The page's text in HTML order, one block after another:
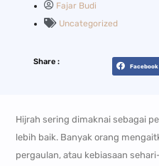
Fajar Budi
Uncategorized
Share :
Facebook
Hijrah sering dimaknai sebagai
lebih baik. Banyak orang
pergaulan, atau kebiasaan